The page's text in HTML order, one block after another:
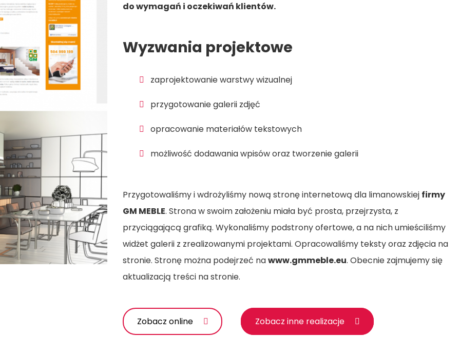
do wymagań i oczekiwań klientów.
Wyzwania projektowe
zaprojektowanie warstwy wizualnej
przygotowanie galerii zdjęć
opracowanie materiałów tekstowych
możliwość dodawania wpisów oraz tworzenie galerii
Przygotowaliśmy i wdrożyliśmy nową stronę internetową dla limanowskiej firmy
GM MEBLE. Strona w swoim założeniu miała być prosta, przejrzysta, z
przyciągającą grafiką. Wykonaliśmy podstrony ofertowe, a na nich umieściliśmy
widżet galerii z zrealizowanymi projektami. Opracowaliśmy teksty oraz zdjęcia na
stronie. Stronę można podejrzeć nawww.gmmeble.eu. Obecnie zajmujemy się
aktualizacją treści na stronie.
Zobacz online Zobacz inne realizacje